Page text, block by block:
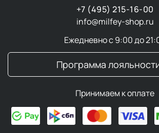
+7 (495) 215-16-00
info@milfey-shop.ru
Ежедневно с 9:00 до
Программа
Принимаем к оплате